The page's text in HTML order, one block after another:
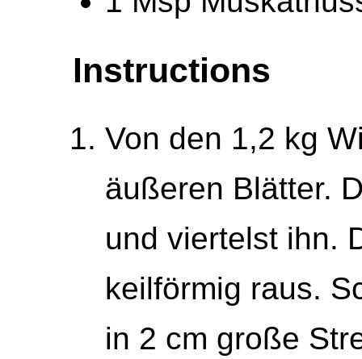
Instructions
Von den 1,2 kg
äußeren Blätter.
und viertelst ihn.
keilförmig raus.
in 2 cm große